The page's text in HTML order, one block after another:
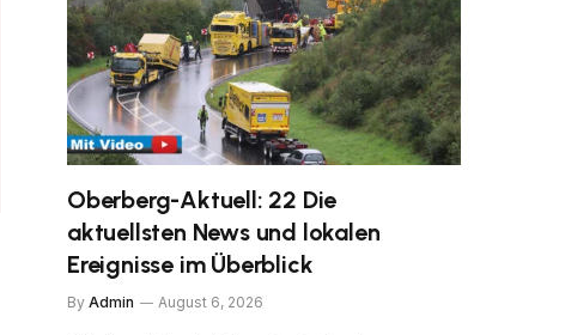
Oberberg-Aktuell: 22 Die
aktuellsten News und lokalen
Ereignisse im Überblick
By Admin August 6, 2026